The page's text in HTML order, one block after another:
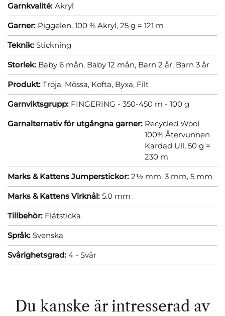
Garnkvalité: Akryl
Garner: Piggelen, 100 % Akryl, 25 g = 121 m
Teknik: Stickning
Storlek: Baby 6 mån, Baby 12 mån, Barn 2 år, Barn 3 år
Produkt: Tröja, Mössa, Kofta, Byxa, Filt
Garnviktsgrupp: FINGERING - 350-450 m - 100 g
Garnalternativ för utgångna garner: Recycled Wool
100% Återvunnen
Kardad Ull, 50 g =
230 m
Marks & Kattens Jumperstickor: 2½ mm, 3 mm, 5 mm
Marks & Kattens Virknål: 5.0 mm
Tillbehör: Flätsticka
Språk: Svenska
Svårighetsgrad: 4 - Svår
Du kanske är intresserad av